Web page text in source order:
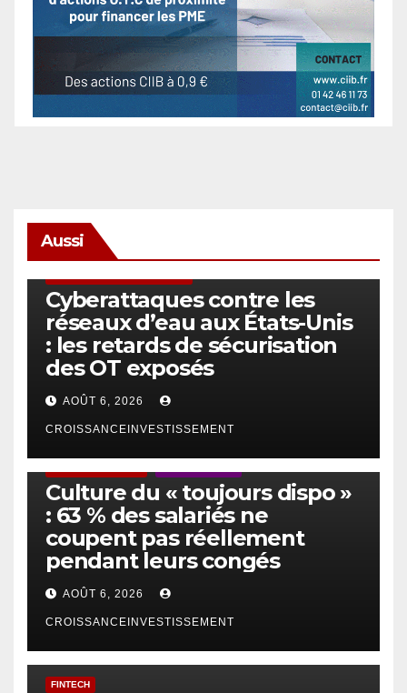
Aussi
Cyberattaques contre les
réseaux d’eau aux États-Unis
: les retards de sécurisation
des OT exposés
AOÛT 6, 2026
CROISSANCEINVESTISSEMENT
Culture du « toujours dispo »
: 63 % des salariés ne
coupent pas réellement
pendant leurs congés
AOÛT 6, 2026
CROISSANCEINVESTISSEMENT
FINTECH